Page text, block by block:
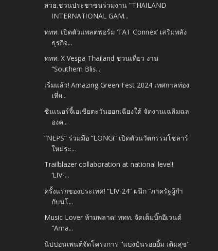
สวธ.ชวนประชาชนร่วมงาน "THAILAND
INTERNATIONAL GAM...
ททท. เปิดตัวแพลตฟอร์ม ‘TAT Connex’ เสริมพลัง
ธุรกิจ...
ททท. X Vespa Thailand ชวนเที่ยว งาน
“Southern Blis...
เริ่มแล้ว! Amazing Green Fest 2024 เทศกาลท่อง
เที่ย...
ซินเนอร์จี้เอเชียตะวันออกเฉียงใต้ จัดงานเฉลิมฉล
องค...
“NEPS” ร่วมมือ “LONGi” เปิดตัวนวัตกรรมโซลาร์
ใหม่ระ...
Trailblazer collaboration at national level!
‘LIV-...
ครั้งแรกของประเทศ! “LIV-24” ผนึก “ภาครัฐผู้กำ
กับนโ...
Music Lover ห้ามพลาด! ททท. จัดเต็มบิ๊กอีเวนต์
“Ama...
นิปปอนเพนต์จัดโครงการ "แบ่งปันรอยยิ้ม เติมสุข"